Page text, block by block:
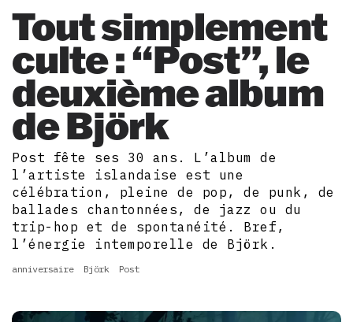
Tout simplement
culte : “Post”, le
deuxième album
de Björk
Post fête ses 30 ans. L’album de
l’artiste islandaise est une
célébration, pleine de pop, de punk, de
ballades chantonnées, de jazz ou du
trip-hop et de spontanéité. Bref,
l’énergie intemporelle de Björk.
anniversaire Björk Post